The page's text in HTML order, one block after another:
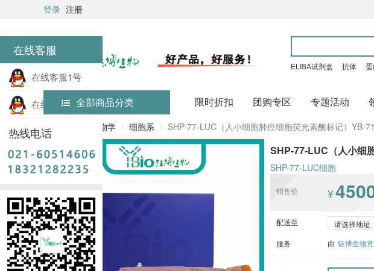
在线客服
在线客服1号
在线客服2号
热线电话
登录 注册
ELISA试剂盒 抗体 蛋
全部商品分类 限时折扣 团购专区 专题活动
首页 细胞生物学 细胞系 SHP-77-LUC（人小细胞肺癌细胞荧光素酶标记）YB-
SHP-77-LUC（人小细
SHP-77-LUC细胞
销售价 ¥
配送至 请选择地址
服务 由 钰博生物